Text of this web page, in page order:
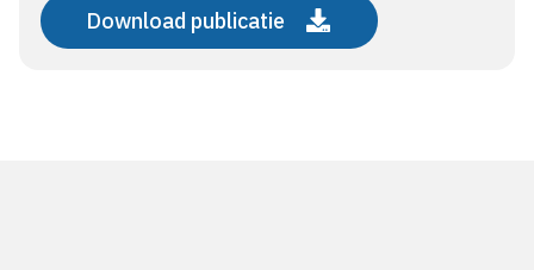
Download publicatie